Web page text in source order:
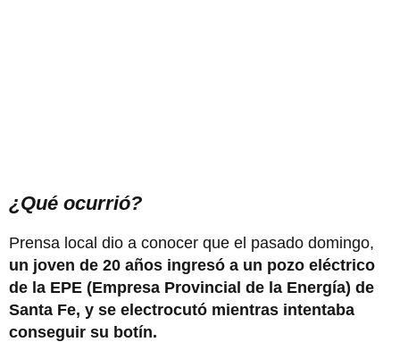
¿Qué ocurrió?
Prensa local dio a conocer que el pasado domingo,
un joven de 20 años ingresó a un pozo eléctrico
de la EPE (Empresa Provincial de la Energía) de
Santa Fe, y se electrocutó mientras intentaba
conseguir su botín.